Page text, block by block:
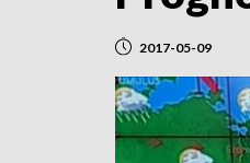
2017-05-09